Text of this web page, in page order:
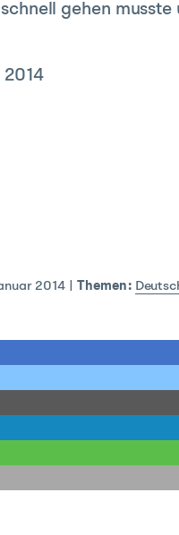
gehen
2014
2014 Themen: